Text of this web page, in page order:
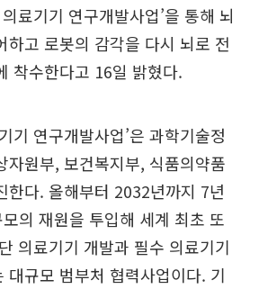
료기기 연구개발사업’을 통해 뇌
하고 로봇의 감각을 다시 뇌로 전
착수한다고 16일 밝혔다.
기 연구개발사업’은 과학기술정
자원부, 보건복지부, 식품의약품
한다. 올해부터 2032년까지 7년
의 재원을 투입해 세계 최초 또
의료기기 개발과 필수 의료기기
대규모 범부처 협력사업이다. 기